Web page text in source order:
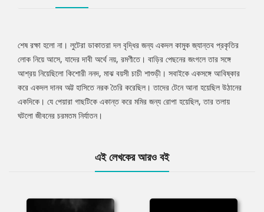
Tab
Article
শেষ রক্ষা হলো না। লুটেরা ডাকাতরা দল বৃদ্ধির জন্য একদল কামুক জ্যান্তব প্রকৃতির
লোক নিয়ে আসে, যাদের দাবী অর্থে নয়, রমণীতে। বাড়ির পেছনের জংগলে তার সঙ্গে
আশ্রয় নিয়েছিলো কিশোরী ননদ, মাঝ বয়সী চাচী শাশুড়ী। সবাইকে একসঙ্গে আবিষ্কার
করে একদল দানব অট্ট হাসিতে নরক তৈরি করেছিল। তাদের টেনে আনা হয়েছিল উঠানের
একদিকে। যে পেয়ারা গাছটিকে একান্ত করে মমির জন্য রোপা হয়েছিল, তার তলায়
ঘটলো জীবনের চরমতম নির্যাতন।
এই লেখকের আরও বই